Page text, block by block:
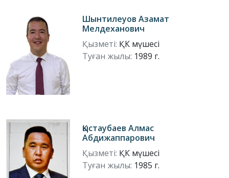
Шынтилеуов Азамат
Мелдеханович
Қызметі: ҚК мүшесі
Туған жылы: 1989 г.
Қыстаубаев Алмас
Абдижаппарович
Қызметі: ҚК мүшесі
Туған жылы: 1985 г.